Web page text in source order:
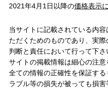
2021年4月1日以降の価格表示
当サイトに記載されている内
ただくためのものであり、実
判断と責任において行って下
サイトの掲載情報は細心の注
全ての情報の正確性を保証す
ラブル等の損失が被っても損